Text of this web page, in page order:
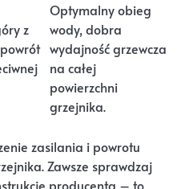
z
Optymalny obieg
wody, dobra
wydajność grzewcza
na całej
powierzchni
grzejnika.
zasilania i powrotu
Zawsze sprawdzaj